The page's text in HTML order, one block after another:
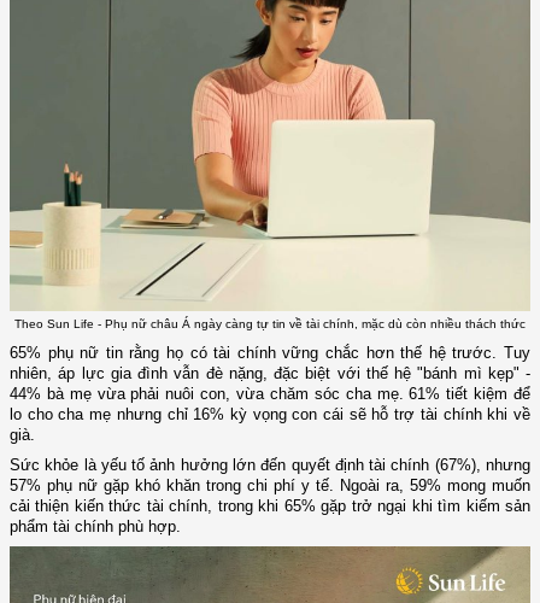
Theo Sun Life - Phụ nữ châu Á ngày càng tự tin về tài chính, mặc dù còn nhiều thách thức
65% phụ nữ tin rằng họ có tài chính vững chắc hơn thế hệ trước. Tuy
nhiên, áp lực gia đình vẫn đè nặng, đặc biệt với thế hệ "bánh mì kẹp" -
44% bà mẹ vừa phải nuôi con, vừa chăm sóc cha mẹ. 61% tiết kiệm để
lo cho cha mẹ nhưng chỉ 16% kỳ vọng con cái sẽ hỗ trợ tài chính khi về
già.
Sức khỏe là yếu tố ảnh hưởng lớn đến quyết định tài chính (67%), nhưng
57% phụ nữ gặp khó khăn trong chi phí y tế. Ngoài ra, 59% mong muốn
cải thiện kiến thức tài chính, trong khi 65% gặp trở ngại khi tìm kiếm sản
phẩm tài chính phù hợp.